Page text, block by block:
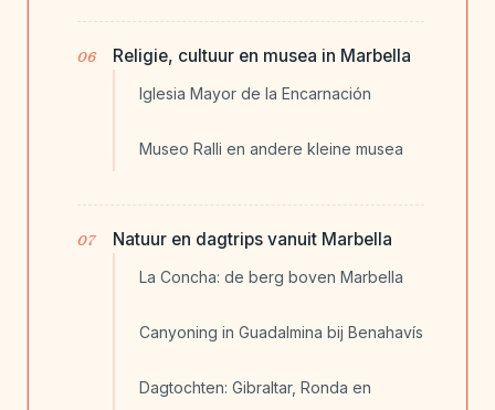
Religie, cultuur en musea in Marbella
Iglesia Mayor de la Encarnación
Museo Ralli en andere kleine musea
Natuur en dagtrips vanuit Marbella
La Concha: de berg boven Marbella
Canyoning in Guadalmina bij Benahavís
Dagtochten: Gibraltar, Ronda en